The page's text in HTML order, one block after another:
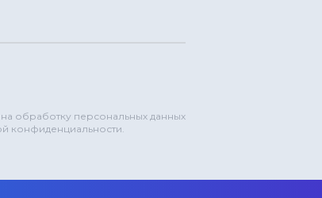
обработку персональных данных
конфиденциальности.